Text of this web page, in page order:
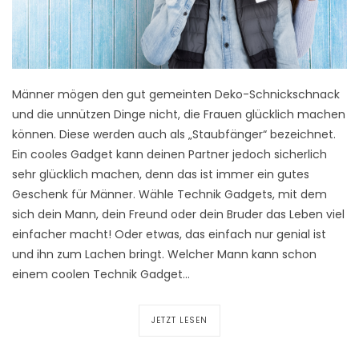
Männer mögen den gut gemeinten Deko-Schnickschnack
und die unnützen Dinge nicht, die Frauen glücklich machen
können. Diese werden auch als „Staubfänger“ bezeichnet.
Ein cooles Gadget kann deinen Partner jedoch sicherlich
sehr glücklich machen, denn das ist immer ein gutes
Geschenk für Männer. Wähle Technik Gadgets, mit dem
sich dein Mann, dein Freund oder dein Bruder das Leben viel
einfacher macht! Oder etwas, das einfach nur genial ist
und ihn zum Lachen bringt. Welcher Mann kann schon
einem coolen Technik Gadget…
JETZT LESEN